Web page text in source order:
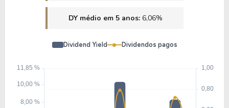
DY médio em 5 anos: 6,06%
Dividend Yield Dividendos pagos